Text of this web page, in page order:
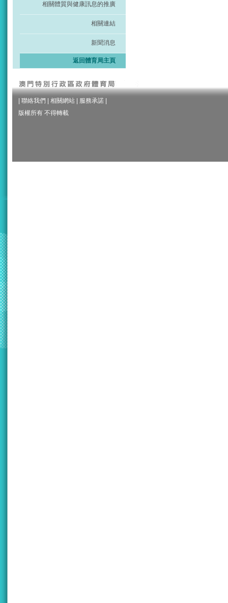
相關體質與健康訊息的推廣
相關連結
新聞消息
返回體育局主頁
聯絡我們 相關網站 服務承諾
版權所有 不得轉載